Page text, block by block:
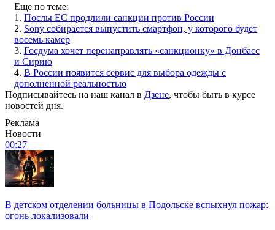
Еще по теме:
1. Послы ЕС продлили санкции против России
2. Sony собирается выпустить смартфон, у которого будет
восемь камер
3. Госдума хочет перенаправлять «санкционку» в Донбасс
и Сирию
4. В России появится сервис для выбора одежды с
дополненной реальностью
Подписывайтесь на наш канал в Дзене, чтобы быть в курсе
новостей дня.
Реклама
Новости
00:27
В детском отделении больницы в Подольске вспыхнул пожар:
огонь локализовали